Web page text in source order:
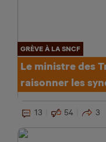
GRÈVE À LA SNCF
Le ministre des
raisonner les
13 54 3